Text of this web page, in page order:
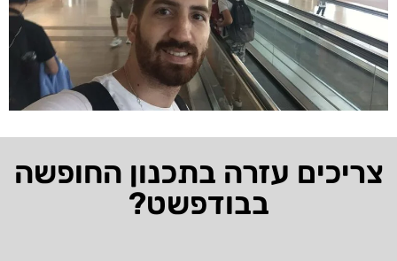
צריכים עזרה בתכנון החופשה
בבודפשט?